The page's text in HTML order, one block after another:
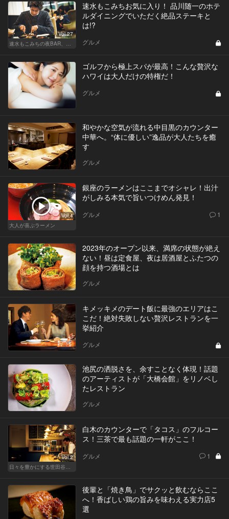
Vol.27
速水もこみちの夜BAR、夜メシ、夜レシピ
速水もこみちお気に入り！ 品川随一のホテ
ルダイニングでいただく絶品ステーキと
は!?
グルメ
ゴルフから極上スパが最高！こんな贅沢な
ハワイは大人だけの特権だ！
グルメ
和やかな空気が流れる中目黒のカウンター
中華へ。“体に優しい”逸品が大人たちを癒
す
グルメ
Vol.4
大人が喜ぶラーメン
銀座のラーメンはここまでオシャレ！出汁
がしみる本気で旨いつけめん発見！
グルメ 1
2023年のオープン以来、満席の状態が絶え
ない！昼は定食屋、夜は居酒屋とふたつの
顔を持つ酒場とは
グルメ
キメッキメのデート飯に最強のエリアはこ
こだ！絶対失敗しない贅沢レストランを一
挙紹介
グルメ
池尻の洒脱さを、余すことなく体現！話題
のアーティストが「大橋会館」をリノベし
たレストラン
グルメ
Vol.2
日々を豊かにする世田谷の話題店
白木のカウンターで「タコス」のフルコー
ス！三茶で最も話題の一軒がここ！
グルメ 1
後輩と「焼き鳥」でサクッと飲むならここ
へ！香ばしい鶏の旨みを味わえる実力店5
選